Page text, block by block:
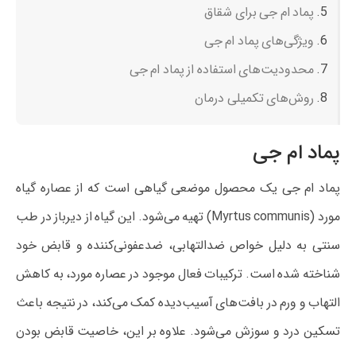
پماد ام جی برای شقاق
ویژگی‌های پماد ام جی
محدودیت‌های استفاده از پماد ام جی
روش‌های تکمیلی درمان
پماد ام جی
پماد ام جی یک محصول موضعی گیاهی است که از عصاره گیاه
مورد (Myrtus communis) تهیه می‌شود. این گیاه از دیرباز در طب
سنتی به دلیل خواص ضدالتهابی، ضدعفونی‌کننده و قابض خود
شناخته شده است. ترکیبات فعال موجود در عصاره مورد، به کاهش
التهاب و ورم در بافت‌های آسیب‌دیده کمک می‌کند، در نتیجه باعث
تسکین درد و سوزش می‌شود. علاوه بر این، خاصیت قابض بودن